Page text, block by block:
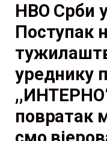
НВО Срби
Поступак
уреднику
повратак